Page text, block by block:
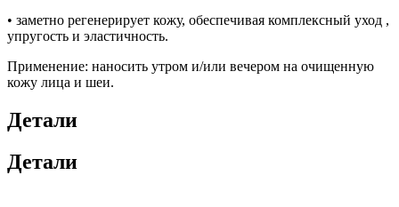
• заметно регенерирует кожу, обеспечивая комплексный уход ,
упругость и эластичность.
Применение: наносить утром и/или вечером на очищенную
кожу лица и шеи.
Детали
Детали